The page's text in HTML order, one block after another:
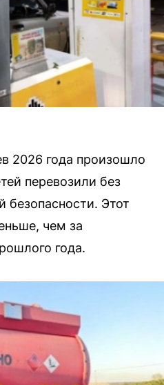
2026 года произошло
перевозили без
безопасности. Этот
чем за
года.